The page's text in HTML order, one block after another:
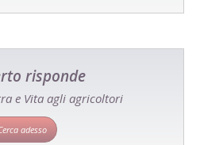
risponde
e Vita agli agricoltori
adesso